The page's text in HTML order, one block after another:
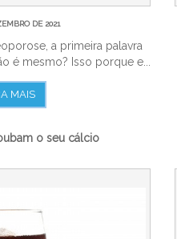
DE 2021
a primeira palavra
é mesmo? Isso porque e...
MAIS
o seu cálcio